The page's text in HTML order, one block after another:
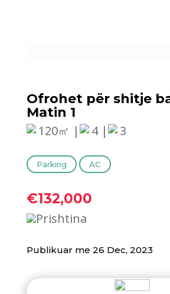
Ofrohet për shitje
Matin 1
120㎡ |
4 | 3
Parking AC
€132,000
Prishtina
Publikuar me 26 Dec, 2023